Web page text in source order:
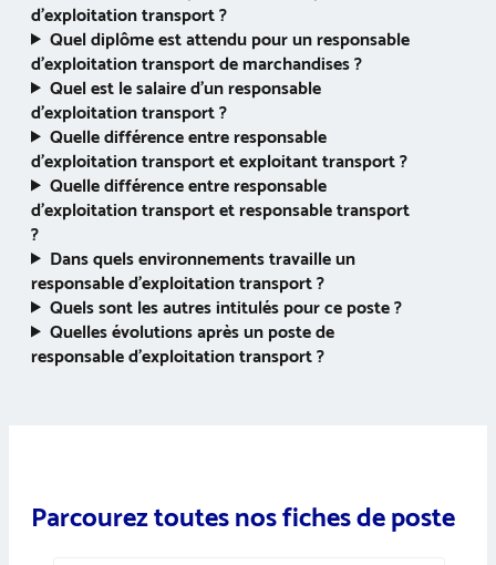
d’exploitation transport ?
Quel diplôme est attendu pour un responsable
d’exploitation transport de marchandises ?
Quel est le salaire d’un responsable
d’exploitation transport ?
Quelle différence entre responsable
d’exploitation transport et exploitant transport ?
Quelle différence entre responsable
d’exploitation transport et responsable transport
?
Dans quels environnements travaille un
responsable d’exploitation transport ?
Quels sont les autres intitulés pour ce poste ?
Quelles évolutions après un poste de
responsable d’exploitation transport ?
Parcourez toutes nos fiches de poste